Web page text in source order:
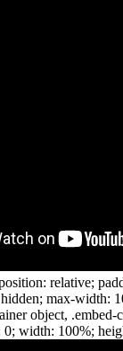
relative;
max-width:
object,
0; width: 100%;